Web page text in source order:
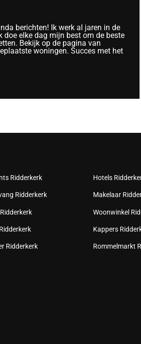
berichten! Ik werk al jaren in de
doe elke dag mijn best om de beste
Bekijk op de pagina van
woningen. Succes met het
Ridderkerk
Ridderkerk
Ridderkerk
Hotels
Makelaar
Woonwinkel
Kappers
Rommelmarkt